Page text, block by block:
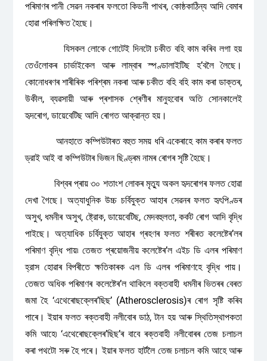
পৰিমাণৰ পানী সেৱন নকৰাৰ ফলতো কিডনী পাথৰ, কোষ্ঠকাঠিন্য আদি বেমাৰ
হোৱা পৰিলক্ষিত হৈছে।
যিসকল লোকে গোটেই দিনটো চকীত বহি কাম কৰিব লগা হয়
তেওঁলোকৰ চাৰ্ভাইকেল আৰু লাম্বাৰ স্পণ্ডালাইটিছ হ’বলৈ লৈছে।
কোনোধৰণৰ শাৰীৰিক পৰিশ্ৰম নকৰা আৰু চকীত বহি বহি কাম কৰা ডাক্তৰ,
উকীল, ব্যৱসায়ী আৰু প্ৰশাসক শ্ৰেণীৰ মানুহবোৰ অতি সোনকালেই
হৃদৰোগ, ডায়েবেটিছ আদি ৰোগত আক্রান্ত হয়।
আনহাতে কম্পিউটাৰত বহুত সময় ধৰি একেৰাহে কাম কৰাৰ ফলত
ড্রাই আই বা কম্পিউটাৰ ভিজন ছিণ্ড্ৰম নামৰ ৰোগৰ সৃষ্টি হৈছে।
বিশ্বৰ প্ৰায় ৩০ শতাংশ লোকৰ মৃত্যু অকল হৃদৰোগৰ ফলত হোৱা
দেখা গৈছে। অত্যাধুনিক উচ্চ চর্বিযুক্ত আহাৰ সেৱনৰ ফলত হৃৎপিণ্ডৰ
অসুখ, ধমনীৰ অসুখ, ষ্ট্রোক, ডায়েবেটিছ, মেদবহুলতা, কৰ্কট ৰোগ আদি বৃদ্ধি
পাইছে। অত্যাধিক চর্বিযুক্ত আহাৰ গ্ৰহণৰ ফলত শৰীৰত কলেষ্টেৰ’লৰ
পৰিমাণ বৃদ্ধি পায়৷ তেজত প্ৰয়োজনীয় কলেষ্টেৰ’ল এইচ ডি এলৰ পৰিমাণ
হ্রাস হোৱাৰ বিপৰীতে ক্ষতিকাৰক এল ডি এলৰ পৰিমাণহে বৃদ্ধি পায়।
তেজত অধিক পৰিমাণৰ কলেষ্টেৰ’ল থাকিলে বক্তবাহী ধমনীৰ ভিতৰৰ বেৰত
জমা হৈ ‘এথেৰোছক্লেৰ’ছিছ’ (Atherosclerosis)ৰ ৰোগ সৃষ্টি কৰিব
পাৰে। ইয়াৰ ফলত ৰক্তবাহী নলীবোৰ ডাঠ, টান হয় আৰু স্থিতিস্থাপকতা
কমি আহে৷ ‘এথেৰোছক্লেৰ’ছিছ’ৰ বাবে ৰক্তবাহী নলীবোৰৰ তেজ চলাচল
কৰা পথটো সৰু হৈ পৰে। ইয়াৰ ফলত হাৰ্টলৈ তেজ চলাচল কমি আহে আৰু